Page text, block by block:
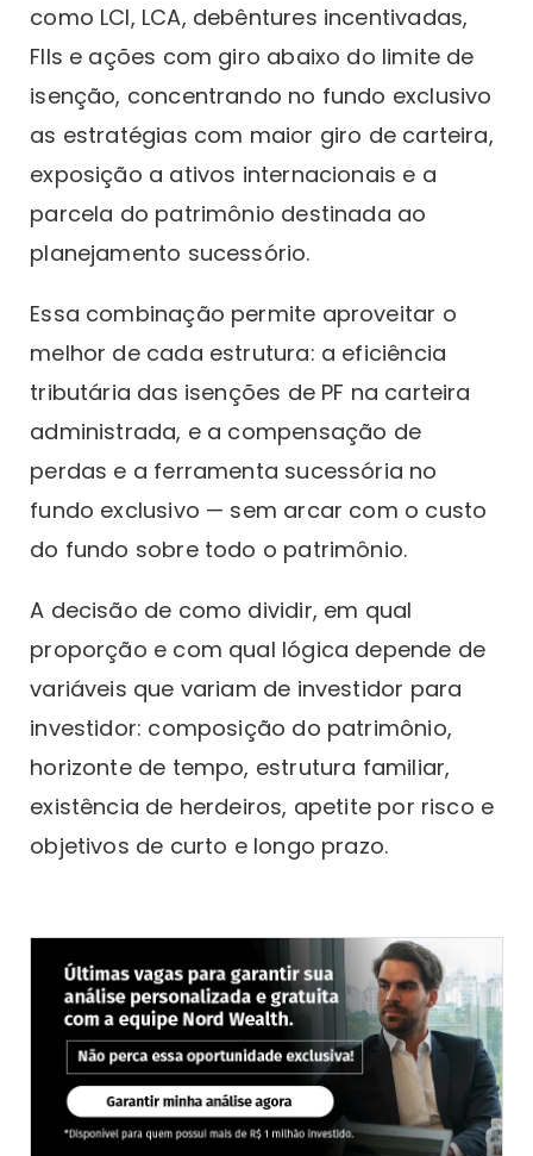
como LCI, LCA, debêntures incentivadas,
FIIs e ações com giro abaixo do limite de
isenção, concentrando no fundo exclusivo
as estratégias com maior giro de carteira,
exposição a ativos internacionais e a
parcela do patrimônio destinada ao
planejamento sucessório.
Essa combinação permite aproveitar o
melhor de cada estrutura: a eficiência
tributária das isenções de PF na carteira
administrada, e a compensação de
perdas e a ferramenta sucessória no
fundo exclusivo — sem arcar com o custo
do fundo sobre todo o patrimônio.
A decisão de como dividir, em qual
proporção e com qual lógica depende de
variáveis que variam de investidor para
investidor: composição do patrimônio,
horizonte de tempo, estrutura familiar,
existência de herdeiros, apetite por risco e
objetivos de curto e longo prazo.